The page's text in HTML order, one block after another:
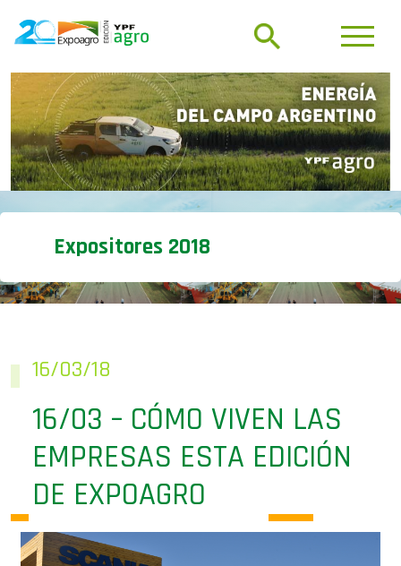
Expositores 2018
16/03 – CÓMO VIVEN LAS
EMPRESAS ESTA EDICIÓN
DE EXPOAGRO